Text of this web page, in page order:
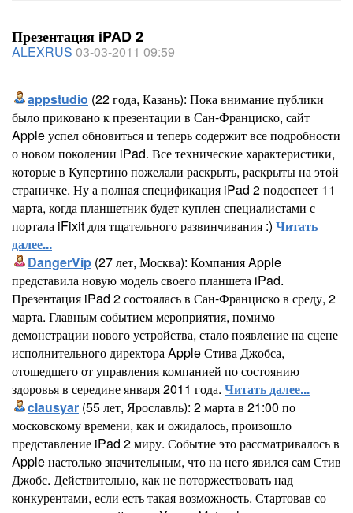
Презентация iPAD 2
ALEXRUS 03-03-2011 09:59
appstudio (22 года, Казань): Пока внимание публики
было приковано к презентации в Сан-Франциско, сайт
Apple успел обновиться и теперь содержит все подробности
о новом поколении iPad. Все технические характеристики,
которые в Купертино пожелали раскрыть, раскрыты на этой
страничке. Ну а полная спецификация iPad 2 подоспеет 11
марта, когда планшетник будет куплен специалистами с
портала iFixit для тщательного развинчивания :) Читать
далее...
DangerVip (27 лет, Москва): Компания Apple
представила новую модель своего планшета iPad.
Презентация iPad 2 состоялась в Сан-Франциско в среду, 2
марта. Главным событием мероприятия, помимо
демонстрации нового устройства, стало появление на сцене
исполнительного директора Apple Стива Джобса,
отошедшего от управления компанией по состоянию
здоровья в середине января 2011 года. Читать далее...
clausyar (55 лет, Ярославль): 2 марта в 21:00 по
московскому времени, как и ожидалось, произошло
представление iPad 2 миру. Событие это рассматривалось в
Apple настолько значительным, что на него явился сам Стив
Джобс. Действительно, как не поторжествовать над
конкурентами, если есть такая возможность. Стартовав со